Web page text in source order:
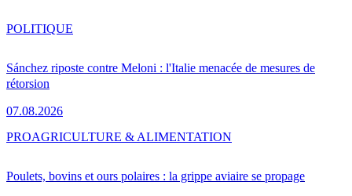
Sánchez riposte contre Meloni : l'Italie menacée de mesures de
rétorsion
07.08.2026
POLITIQUE
Poulets, bovins et ours polaires : la grippe aviaire se propage
PROAGRICULTURE & ALIMENTATION